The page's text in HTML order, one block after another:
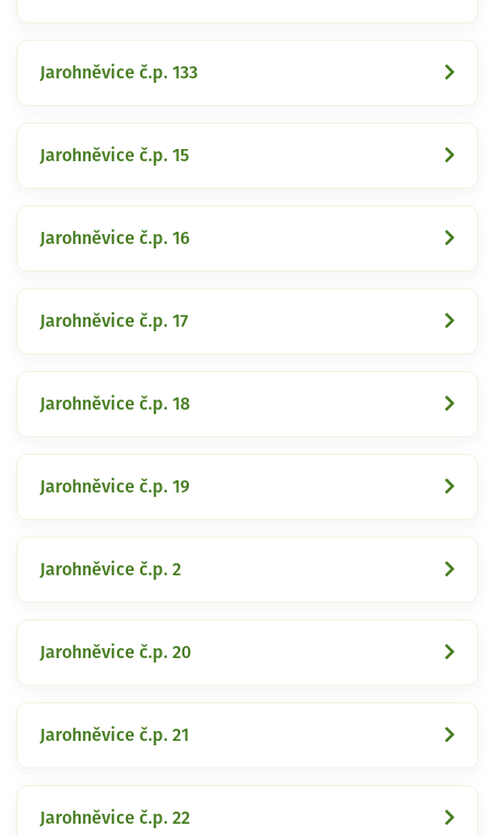
Jarohněvice č.p. 133
Jarohněvice č.p. 15
Jarohněvice č.p. 16
Jarohněvice č.p. 17
Jarohněvice č.p. 18
Jarohněvice č.p. 19
Jarohněvice č.p. 2
Jarohněvice č.p. 20
Jarohněvice č.p. 21
Jarohněvice č.p. 22